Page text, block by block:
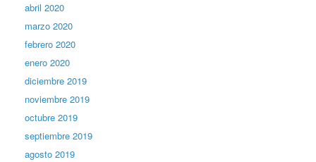
abril 2020
marzo 2020
febrero 2020
enero 2020
diciembre 2019
noviembre 2019
octubre 2019
septiembre 2019
agosto 2019